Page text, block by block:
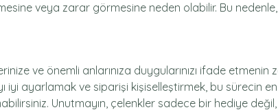
veya zarar görmesine neden olabilir. Bu
ve önemli anlarınıza duygularınızı ifade
ayarlamak ve siparişi kişiselleştirmek, bu sürecin en
Unutmayın, çelenkler sadece bir hediye